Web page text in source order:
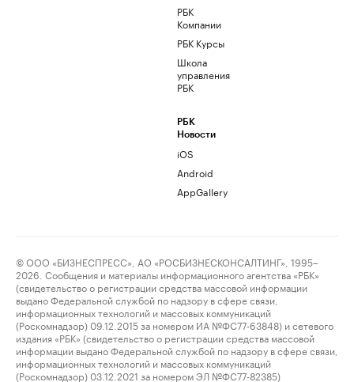
РБК
Компании
РБК Курсы
Школа
управления
РБК
РБК
Новости
iOS
Android
AppGallery
© ООО «БИЗНЕСПРЕСС», АО «РОСБИЗНЕСКОНСАЛТИНГ», 1995–
2026. Сообщения и материалы информационного агентства «РБК»
(свидетельство о регистрации средства массовой информации
выдано Федеральной службой по надзору в сфере связи,
информационных технологий и массовых коммуникаций
(Роскомнадзор) 09.12.2015 за номером ИА №ФС77-63848) и сетевого
издания «РБК» (свидетельство о регистрации средства массовой
информации выдано Федеральной службой по надзору в сфере связи,
информационных технологий и массовых коммуникаций
(Роскомнадзор) 03.12.2021 за номером ЭЛ №ФС77-82385)